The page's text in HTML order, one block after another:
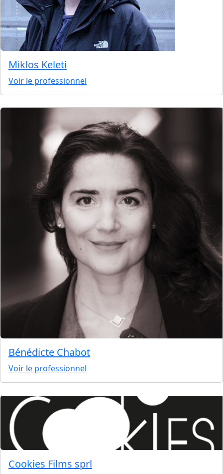
Miklos Keleti
Voir le professionnel
Bénédicte Chabot
Voir le professionnel
Cookies Films sprl